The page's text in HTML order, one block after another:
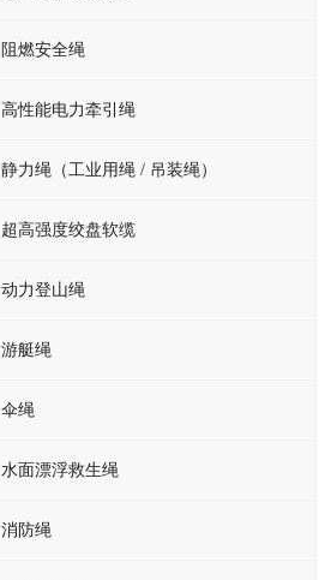
阻燃安全绳
高性能电力牵引绳
静力绳（工业用绳 / 吊装绳）
超高强度绞盘软缆
动力登山绳
游艇绳
伞绳
水面漂浮救生绳
消防绳